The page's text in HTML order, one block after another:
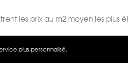
les prix au m2 moyen les plus
en contactant des
plus personnalisé.